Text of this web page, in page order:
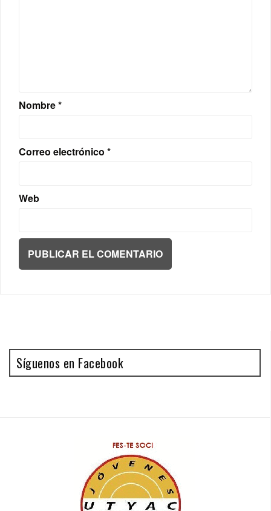
Nombre*
Correo electrónico *
Web
Síguenos en Facebook